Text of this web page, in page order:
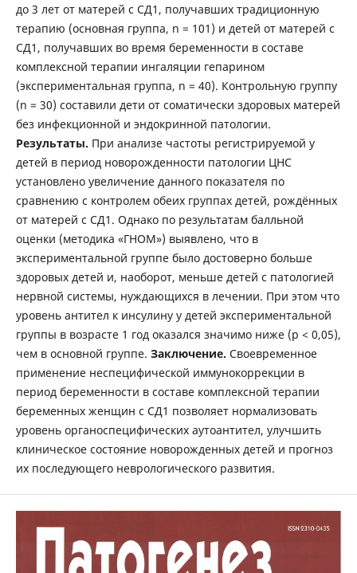
до 3 лет от матерей с СД1, получавших традиционную
терапию (основная группа, n = 101) и детей от матерей с
СД1, получавших во время беременности в составе
комплексной терапии ингаляции гепарином
(экспериментальная группа, n = 40). Контрольную группу
(n = 30) составили дети от соматически здоровых матерей
без инфекционной и эндокринной патологии.
Результаты. При анализе частоты регистрируемой у
детей в период новорожденности патологии ЦНС
установлено увеличение данного показателя по
сравнению с контролем обеих группах детей, рождённых
от матерей с СД1. Однако по результатам балльной
оценки (методика «ГНОМ») выявлено, что в
экспериментальной группе было достоверно больше
здоровых детей и, наоборот, меньше детей с патологией
нервной системы, нуждающихся в лечении. При этом что
уровень антител к инсулину у детей экспериментальной
группы в возрасте 1 год оказался значимо ниже (р < 0,05),
чем в основной группе. Заключение. Своевременное
применение неспецифической иммунокоррекции в
период беременности в составе комплексной терапии
беременных женщин с СД1 позволяет нормализовать
уровень органоспецифических аутоантител, улучшить
клиническое состояние новорожденных детей и прогноз
их последующего неврологического развития.